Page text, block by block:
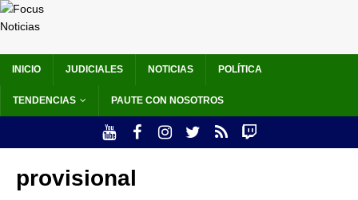
INICIO JUDICIALES NOTICIAS POLÍTICA
TENDENCIAS PAUTE CON NOSOTROS
provisional